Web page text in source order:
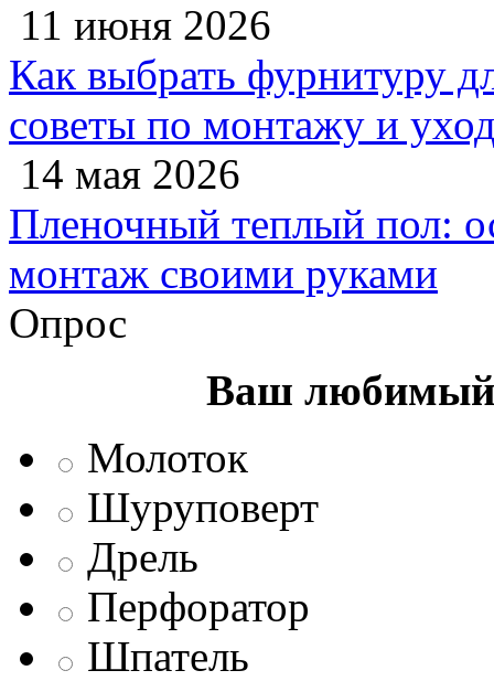
11 июня 2026
Как выбрать фурнитуру
советы по монтажу и
14 мая 2026
Пленочный теплый пол:
монтаж своими руками
Опрос
Ваш любимый
Молоток
Шуруповерт
Дрель
Перфоратор
Шпатель